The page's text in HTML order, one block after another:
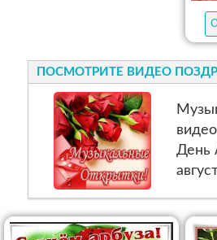
ПОСМОТРИТЕ ВИДЕО
День